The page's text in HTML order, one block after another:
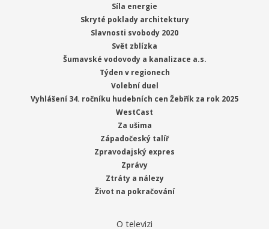
Síla energie
Skryté poklady architektury
Slavnosti svobody 2020
Svět zblízka
Šumavské vodovody a kanalizace a.s.
Týden v regionech
Volební duel
Vyhlášení 34. ročníku hudebních cen Žebřík za rok 2025
WestCast
Za ušima
Západočeský talíř
Zpravodajský expres
Zprávy
Ztráty a nálezy
Život na pokračování
O televizi